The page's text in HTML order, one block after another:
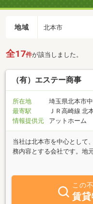
地域 北本市
全17件が該当しました。
（有）エステー商事
所在地
埼玉県北本市
最寄駅
ＪＲ高崎線 北
情報提供元
アットホーム
当社は北本市を中心として
務内容とする会社です。地
する不動産の事でもお気軽
て頂きます。また不動産の
件によっては当社での買取
りて徒歩１分、まずは当社
この
賃